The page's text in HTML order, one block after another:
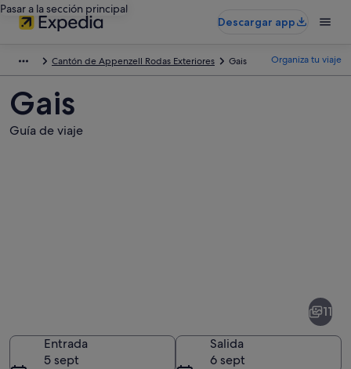
Pasar a la sección principal
Descargar app
Cantón de Appenzell Rodas Exteriores Gais Organiza tu viaje
Gais
Guía de viaje
11
Entrada
5 sept
Salida
6 sept